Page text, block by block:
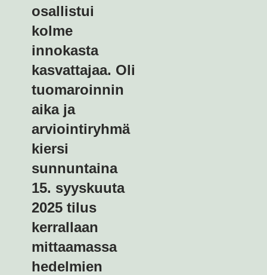
osallistui
kolme
innokasta
kasvattajaa. Oli
tuomaroinnin
aika ja
arviointiryhmä
kiersi
sunnuntaina
15. syyskuuta
2025 tilus
kerrallaan
mittaamassa
hedelmien